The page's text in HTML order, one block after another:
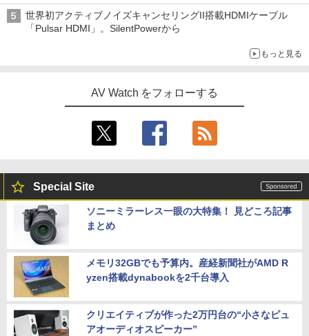
世界初アクティブノイズキャンセリングII搭載HDMIケーブル
「Pulsar HDMI」。SilentPowerから
もっと見る
AV Watch をフォローする
Special Site
ソニーミラーレス一眼の大特集！ 見どころ記事
まとめ
メモリ32GBでも予算内。産経新聞社がAMD R
yzen搭載dynabookを2千台導入
クリエイティブが作った2万円台の“小さなピュ
アオーディオスピーカー”